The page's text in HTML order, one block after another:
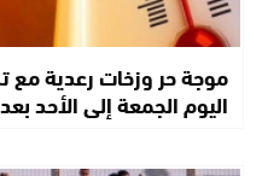
موجة حر وزخات رعدية مع
اليوم الجمعة إلى الأحد